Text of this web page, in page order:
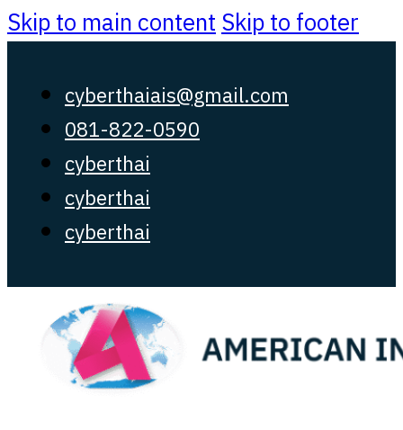
Skip to main contentSkip to footer
cyberthaiais@gmail.com
081-822-0590
cyberthai
cyberthai
cyberthai